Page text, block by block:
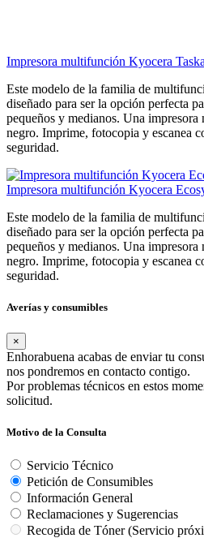
Impresora multifunción Kyocera
Este modelo de la familia de
diseñado para ser la opción perfecta
pequeños y medianos. Una
negro. Imprime, fotocopia y escanea
seguridad.
Impresora multifunción Kyocera
Este modelo de la familia de
diseñado para ser la opción perfecta
pequeños y medianos. Una
negro. Imprime, fotocopia y escanea
seguridad.
Averías y consumibles
×
Enhorabuena acabas de enviar tu
nos pondremos en contacto contigo.
Por problemas técnicos en estos
solicitud.
Motivo de la Consulta
Servicio Técnico
Petición de Consumibles
Información General
Reclamaciones y Sugerencias
Recogida de Tóner (Servicio